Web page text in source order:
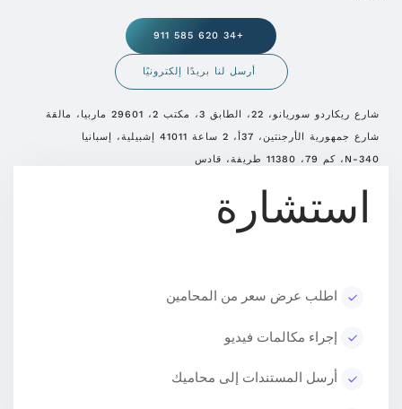
+34 620 585 911
أرسل لنا بريدًا إلكترونيًا
شارع ريكاردو سوريانو، 22، الطابق 3، مكتب 2، 29601 ماربيا، مالقة
شارع جمهورية الأرجنتين، 37أ، 2 ساعة 41011 إشبيلية، إسبانيا
N-340، كم 79، 11380 طريفة، قادس
استشارة
اطلب عرض سعر من المحامين
إجراء مكالمات فيديو
أرسل المستندات إلى محاميك